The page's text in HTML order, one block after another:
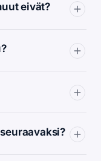
eivät?